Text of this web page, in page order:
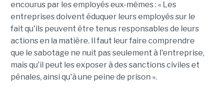
encourus par les employés eux-mêmes : « Les
entreprises doivent éduquer leurs employés sur le
fait qu'ils peuvent être tenus responsables de leurs
actions en la matière. Il faut leur faire comprendre
que le sabotage ne nuit pas seulement à l'entreprise,
mais qu'il peut les exposer à des sanctions civiles et
pénales, ainsi qu'à une peine de prison ».